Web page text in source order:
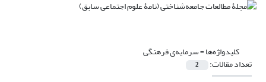
کلیدواژه‌ها =سرمایه‌ی فرهنگی
تعداد مقالات: 2